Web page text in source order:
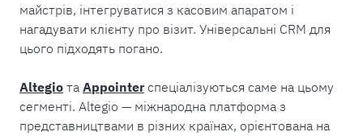
майстрів, інтегруватися з касовим апаратом і
нагадувати клієнту про візит. Універсальні CRM для
цього підходять погано.
Altegio та Appointer спеціалізуються саме на цьому
сегменті. Altegio — міжнародна платформа з
представництвами в різних країнах, орієнтована на